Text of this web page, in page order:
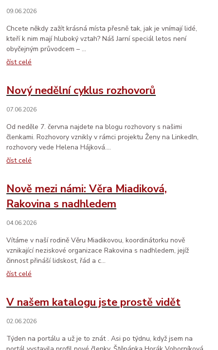
09.06.2026
Chcete někdy zažít krásná místa přesně tak, jak je vnímají lidé,
kteří k nim mají hluboký vztah? Náš Jarní speciál letos není
obyčejným průvodcem – ...
číst celé
Nový nedělní cyklus rozhovorů
07.06.2026
Od neděle 7. června najdete na blogu rozhovory s našimi
členkami. Rozhovory vznikly v rámci projektu Ženy na LinkedIn,
rozhovory vede Helena Hájková....
číst celé
Nově mezi námi: Věra Miadiková,
Rakovina s nadhledem
04.06.2026
Vítáme v naší rodině Věru Miadikovou, koordinátorku nově
vznikající neziskové organizace Rakovina s nadhledem, jejíž
činnost přináší lidskost, řád a c...
číst celé
V našem katalogu jste prostě vidět
02.06.2026
Týden na portálu a už je to znát . Asi po týdnu, když jsem na